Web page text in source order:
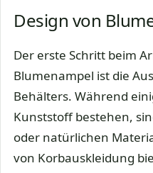
Design von
Der erste Schritt beim
Blumenampel ist die
Behälters. Während
Kunststoff bestehen,
oder natürlichen
von Korbauskleidung